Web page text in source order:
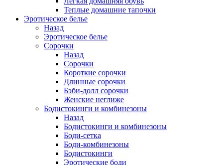
Теплые домашние тапочки
Эротическое белье
Назад
Эротическое белье
Сорочки
Назад
Сорочки
Короткие сорочки
Длинные сорочки
Бэби-долл сорочки
Женские неглиже
Бодистокинги и комбинезоны
Назад
Бодистокинги и комбинезоны
Боди-сетка
Боди-комбинезоны
Бодистокинги
Эротические боди